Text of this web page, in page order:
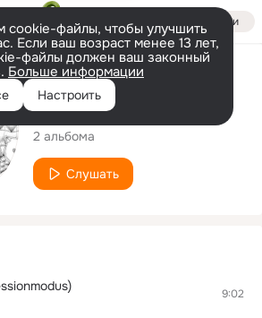
Войти
cookie-файлы, чтобы улучшить
Если ваш возраст менее 13 лет,
файлы должен ваш законный
Больше информации
Настроить
Исполнитель
Mycrotom
2 альбома
Слушать
9:02